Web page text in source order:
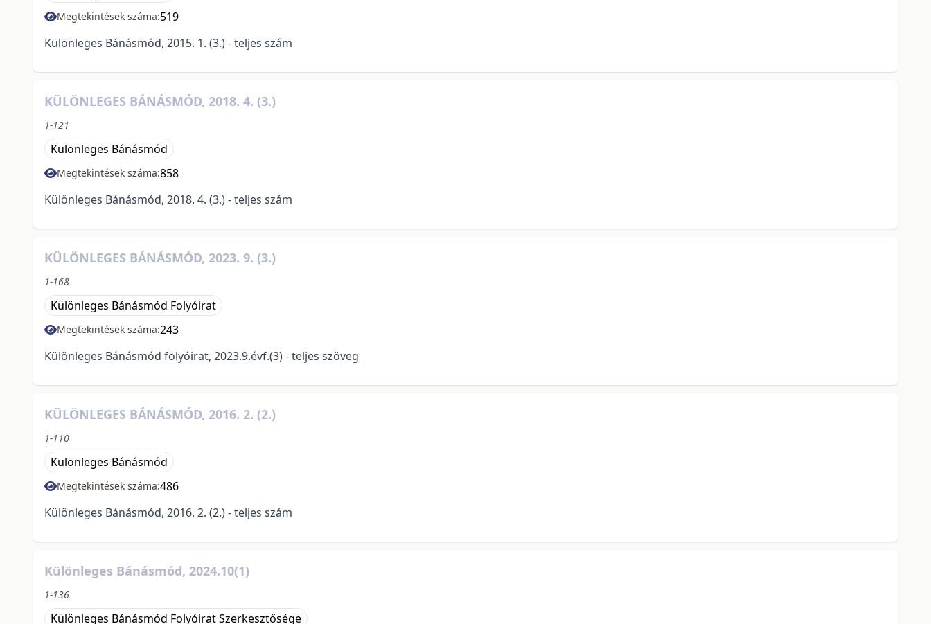
Megtekintések száma:519
Különleges Bánásmód, 2015. 1. (3.) - teljes szám
KÜLÖNLEGES BÁNÁSMÓD, 2018. 4. (3.)
1-121
Különleges Bánásmód
Megtekintések száma:858
Különleges Bánásmód, 2018. 4. (3.) - teljes szám
KÜLÖNLEGES BÁNÁSMÓD, 2023. 9. (3.)
1-168
Különleges Bánásmód Folyóirat
Megtekintések száma:243
Különleges Bánásmód folyóirat, 2023.9.évf.(3) - teljes szöveg
KÜLÖNLEGES BÁNÁSMÓD, 2016. 2. (2.)
1-110
Különleges Bánásmód
Megtekintések száma:486
Különleges Bánásmód, 2016. 2. (2.) - teljes szám
Különleges Bánásmód, 2024.10(1)
1-136
Különleges Bánásmód Folyóirat Szerkesztősége